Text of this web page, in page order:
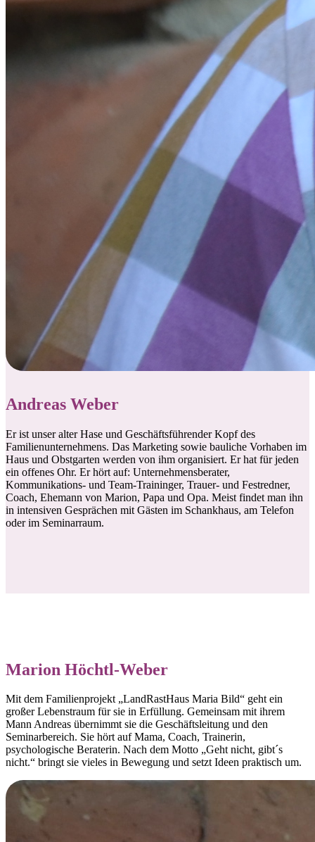
Andreas Weber
Er ist unser alter Hase und Geschäftsführender Kopf des
Familienunternehmens. Das Marketing sowie bauliche Vorhaben im
Haus und Obstgarten werden von ihm organisiert. Er hat für jeden
ein offenes Ohr. Er hört auf: Unternehmensberater,
Kommunikations- und Team-Traininger, Trauer- und Festredner,
Coach, Ehemann von Marion, Papa und Opa. Meist findet man ihn
in intensiven Gesprächen mit Gästen im Schankhaus, am Telefon
oder im Seminarraum.
Marion Höchtl-Weber
Mit dem Familienprojekt „LandRastHaus Maria Bild“ geht ein
großer Lebenstraum für sie in Erfüllung. Gemeinsam mit ihrem
Mann Andreas übernimmt sie die Geschäftsleitung und den
Seminarbereich. Sie hört auf Mama, Coach, Trainerin,
psychologische Beraterin. Nach dem Motto „Geht nicht, gibt´s
nicht.“ bringt sie vieles in Bewegung und setzt Ideen praktisch um.